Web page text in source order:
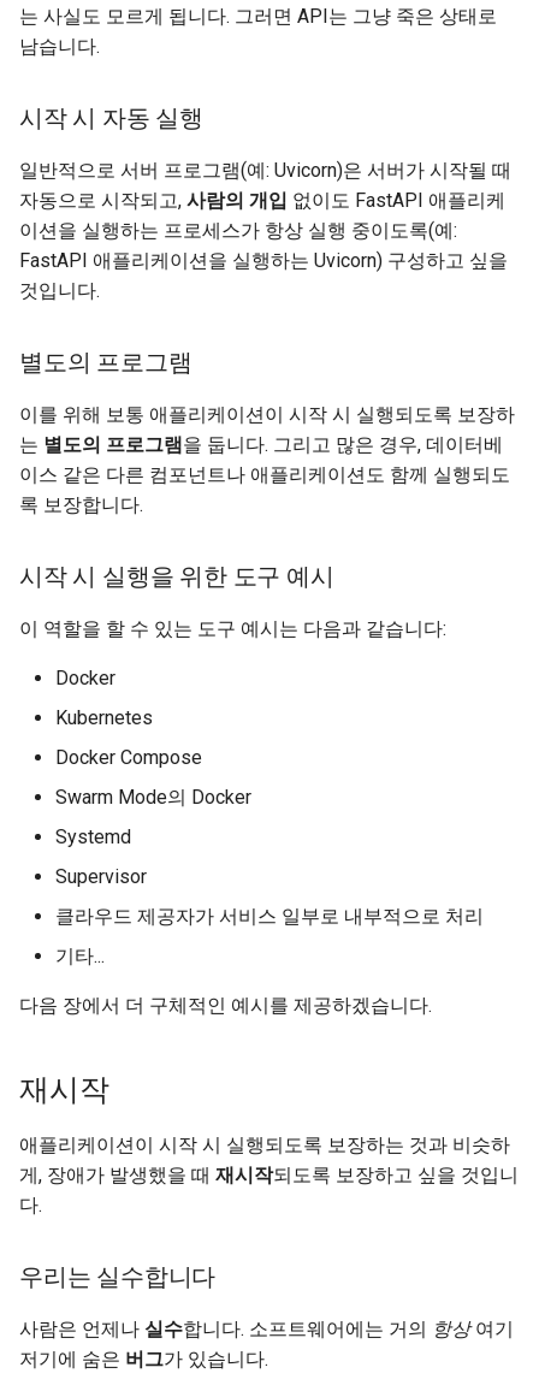
는 사실도 모르게 됩니다. 그러면 API는 그냥 죽은 상태로
남습니다. 😱
시작 시 자동 실행
일반적으로 서버 프로그램(예: Uvicorn)은 서버가 시작될 때
자동으로 시작되고, 사람의 개입 없이도 FastAPI 애플리케
이션을 실행하는 프로세스가 항상 실행 중이도록(예:
FastAPI 애플리케이션을 실행하는 Uvicorn) 구성하고 싶을
것입니다.
별도의 프로그램
이를 위해 보통 애플리케이션이 시작 시 실행되도록 보장하
는 별도의 프로그램을 둡니다. 그리고 많은 경우, 데이터베
이스 같은 다른 컴포넌트나 애플리케이션도 함께 실행되도
록 보장합니다.
시작 시 실행을 위한 도구 예시
이 역할을 할 수 있는 도구 예시는 다음과 같습니다:
Docker
Kubernetes
Docker Compose
Swarm Mode의 Docker
Systemd
Supervisor
클라우드 제공자가 서비스 일부로 내부적으로 처리
기타...
다음 장에서 더 구체적인 예시를 제공하겠습니다.
재시작
애플리케이션이 시작 시 실행되도록 보장하는 것과 비슷하
게, 장애가 발생했을 때 재시작되도록 보장하고 싶을 것입니
다.
우리는 실수합니다
사람은 언제나 실수합니다. 소프트웨어에는 거의 항상여기
저기에 숨은 버그가 있습니다. 🐛